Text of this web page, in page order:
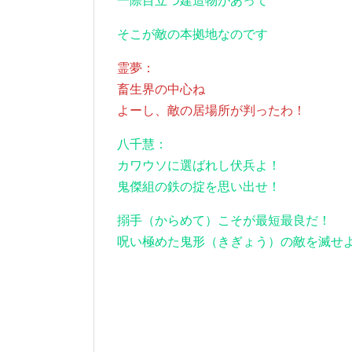
そこが敵の本拠地なのです
霊夢：
畜生界の中心ね
よーし、敵の居場所が判ったわ！
八千慧：
カワウソに選ばれし伏兵よ！
鬼傑組の鉄の掟を思い出せ！
搦手（からめて）こそが最短最良だ！
呪い極めた鬼形（きぎょう）の敵を滅せ